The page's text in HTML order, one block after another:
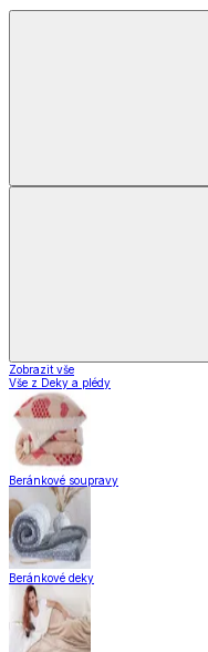
Zobrazit vše
Vše z Deky a plédy
Beránkové soupravy
Beránkové deky